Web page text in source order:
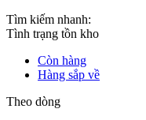
Tìm kiếm nhanh:
Tình trạng tồn kho
Còn hàng
Hàng sắp về
Theo dòng